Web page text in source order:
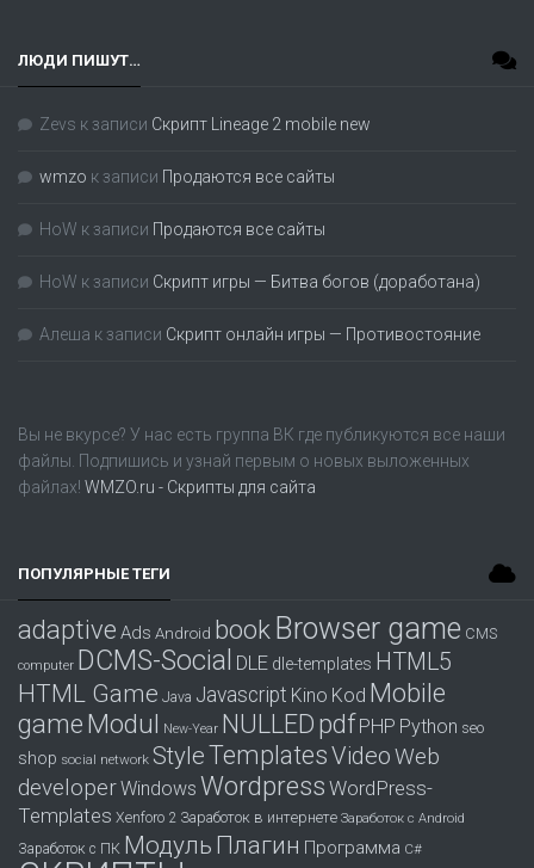
ЛЮДИ ПИШУТ…
Zevs к записи Скрипт Lineage 2 mobile new
wmzo к записи Продаются все сайты
HoW к записи Продаются все сайты
HoW к записи Скрипт игры — Битва богов (доработана)
Алеша к записи Скрипт онлайн игры — Противостояние
Вы не вкурсе? У нас есть группа ВК где публикуются все наши
файлы. Подпишись и узнай первым о новых выложенных
файлах! WMZO.ru - Скрипты для сайта
ПОПУЛЯРНЫЕ ТЕГИ
adaptive Ads Android book Browser game CMS
computer DCMS-Social DLE dle-templates HTML5
HTML Game Java Javascript Kino Kod Mobile
gameModul New-Year NULLED pdf PHP Python seo
shop social network StyleTemplatesVideoWeb
developerWindows Wordpress WordPress-
Templates Xenforo 2 Заработок в интернете Заработок с Android
Заработок с ПК Модуль Плагин Программа С#